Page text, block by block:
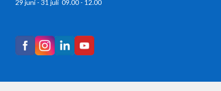
29 juni - 31 juli 09.00 - 12.00